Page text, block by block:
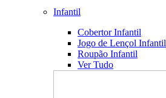
Infantil
Cobertor Infantil
Jogo de Lençol Infantil
Roupão Infantil
Ver Tudo